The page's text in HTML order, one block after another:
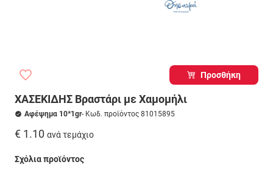
Προσθήκη
ΧΑΣΕΚΙΔΗΣ Βραστάρι με Χαμομήλι
Αφέψημα 10*1gr- Κωδ. προϊόντος 81015895
€ 1.10 ανά τεμάχιο
Σχόλια προϊόντος